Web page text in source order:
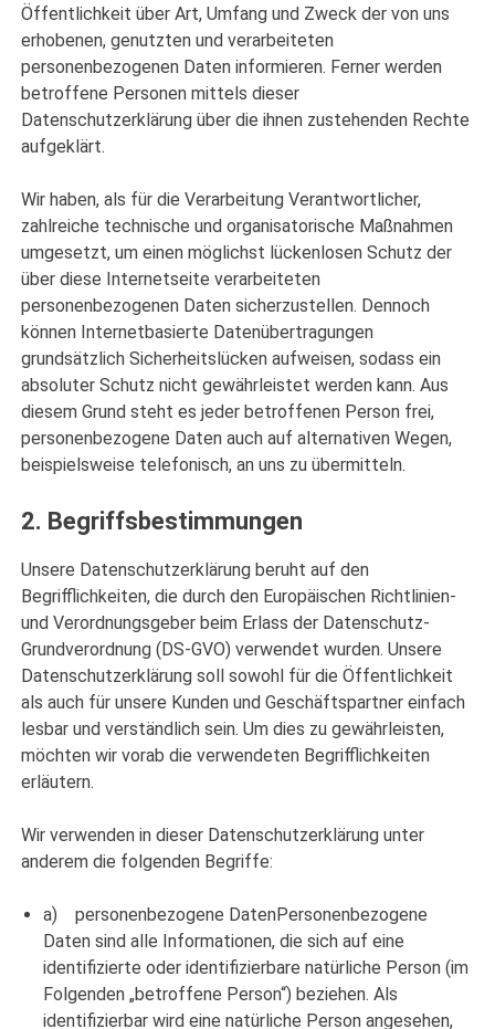
Öffentlichkeit über Art, Umfang und Zweck der von uns
erhobenen, genutzten und verarbeiteten
personenbezogenen Daten informieren. Ferner werden
betroffene Personen mittels dieser
Datenschutzerklärung über die ihnen zustehenden Rechte
aufgeklärt.
Wir haben, als für die Verarbeitung Verantwortlicher,
zahlreiche technische und organisatorische Maßnahmen
umgesetzt, um einen möglichst lückenlosen Schutz der
über diese Internetseite verarbeiteten
personenbezogenen Daten sicherzustellen. Dennoch
können Internetbasierte Datenübertragungen
grundsätzlich Sicherheitslücken aufweisen, sodass ein
absoluter Schutz nicht gewährleistet werden kann. Aus
diesem Grund steht es jeder betroffenen Person frei,
personenbezogene Daten auch auf alternativen Wegen,
beispielsweise telefonisch, an uns zu übermitteln.
2. Begriffsbestimmungen
Unsere Datenschutzerklärung beruht auf den
Begrifflichkeiten, die durch den Europäischen Richtlinien-
und Verordnungsgeber beim Erlass der Datenschutz-
Grundverordnung (DS-GVO) verwendet wurden. Unsere
Datenschutzerklärung soll sowohl für die Öffentlichkeit
als auch für unsere Kunden und Geschäftspartner einfach
lesbar und verständlich sein. Um dies zu gewährleisten,
möchten wir vorab die verwendeten Begrifflichkeiten
erläutern.
Wir verwenden in dieser Datenschutzerklärung unter
anderem die folgenden Begriffe:
a) personenbezogene DatenPersonenbezogene
Daten sind alle Informationen, die sich auf eine
identifizierte oder identifizierbare natürliche Person (im
Folgenden „betroffene Person“) beziehen. Als
identifizierbar wird eine natürliche Person angesehen,